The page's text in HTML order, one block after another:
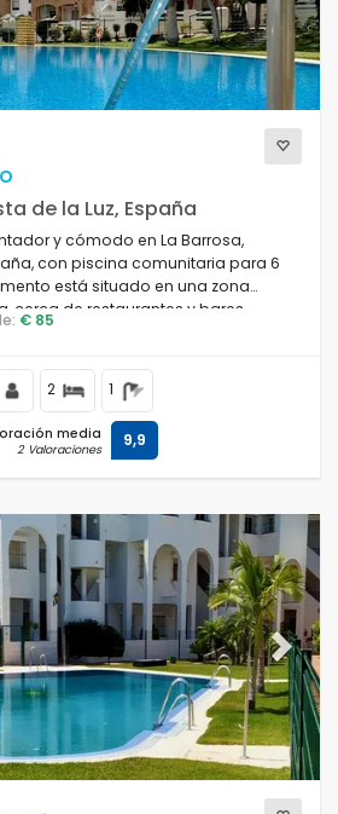
de la Luz, España
y cómodo en La Barrosa,
con piscina comunitaria para 6
está situado en una zona
cerca de restaurantes y bares,
y a 1 km de la playa de La
€ 85
2 1
media
2 Valoraciones 9,9
Next